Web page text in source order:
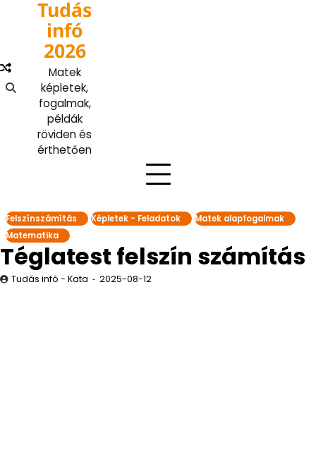
Tudás
infó
2026
Matek
képletek,
fogalmak,
példák
röviden és
érthetően
Felszínszámítás Képletek - Feladatok
Matek alapfogalmak
Matematika
Téglatest felszín számítás
Tudás infó - Kata 2025-08-12